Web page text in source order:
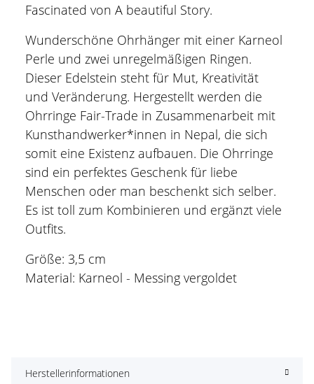
Fascinated von A beautiful Story.
Wunderschöne Ohrhänger mit einer Karneol
Perle und zwei unregelmäßigen Ringen.
Dieser Edelstein steht für Mut, Kreativität
und Veränderung. Hergestellt werden die
Ohrringe Fair-Trade in Zusammenarbeit mit
Kunsthandwerker*innen in Nepal, die sich
somit eine Existenz aufbauen. Die Ohrringe
sind ein perfektes Geschenk für liebe
Menschen oder man beschenkt sich selber.
Es ist toll zum Kombinieren und ergänzt viele
Outfits.
Größe: 3,5 cm
Material: Karneol - Messing vergoldet
Herstellerinformationen